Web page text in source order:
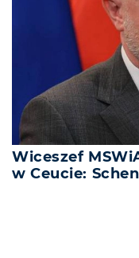
Wiceszef
w Ceucie: